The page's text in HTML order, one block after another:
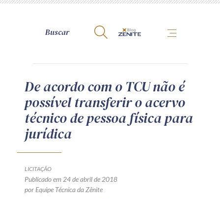
A Zênite
Como publicar conosco
Site da Zênite
Guia de Direitos dos Titulares de Dados
Encarregado (contato)
De acordo com o TCU não é
possível transferir o acervo
técnico de pessoa física para
jurídica
LICITAÇÃO
Publicado em 24 de abril de 2018
por Equipe Técnica da Zênite